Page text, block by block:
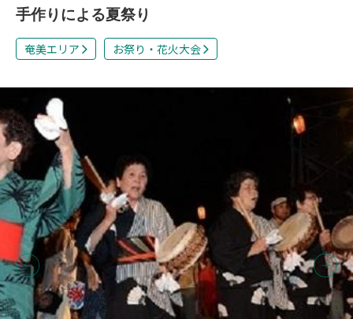
手作りによる夏祭り
奄美エリア お祭り・花火大会